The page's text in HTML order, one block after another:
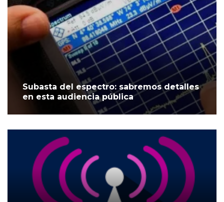
Subasta del espectro: sabremos detalles
en esta audiencia pública